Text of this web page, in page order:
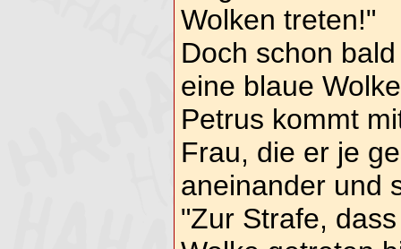
Wolken treten!"
Doch schon
eine blaue
Petrus kommt
Frau, die er je
aneinander und
"Zur Strafe,